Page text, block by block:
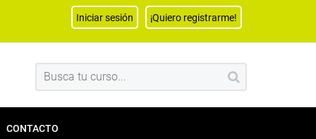
Iniciar sesión ¡Quiero registrarme!
CONTACTO